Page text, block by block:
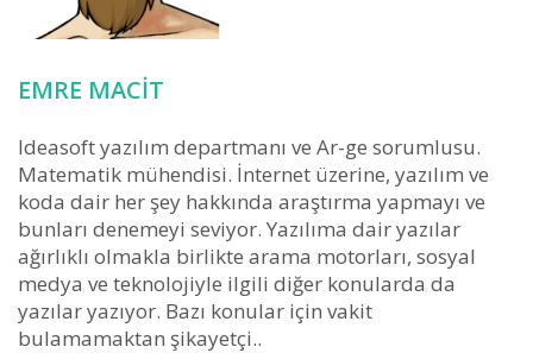
EMRE MACIT
Ideasoft yazılım departmanı ve Ar-ge sorumlusu.
Matematik mühendisi. İnternet üzerine, yazılım ve
koda dair her şey hakkında araştırma yapmayı ve
bunları denemeyi seviyor. Yazılıma dair yazılar
ağırlıklı olmakla birlikte arama motorları, sosyal
medya ve teknolojiyle ilgili diğer konularda da
yazılar yazıyor. Bazı konular için vakit
bulamamaktan şikayetçi..